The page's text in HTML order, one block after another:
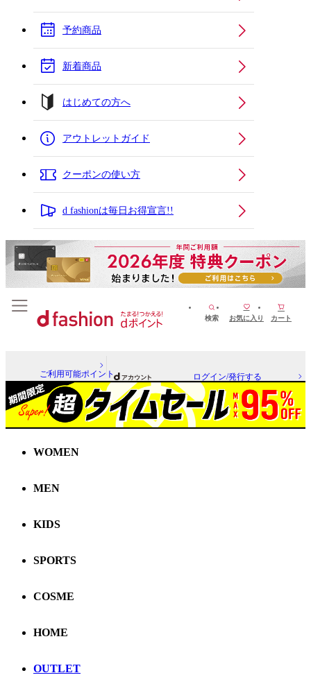
予約商品
新着商品
はじめての方へ
アウトレットガイド
クーポンの使い方
d fashionは毎日お得宣言!!
検索 お気に入り カート
ご利用可能ポイント ログイン/発行する
WOMEN
MEN
KIDS
SPORTS
COSME
HOME
OUTLET